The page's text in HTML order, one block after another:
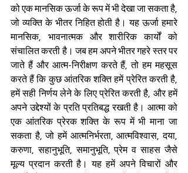
को एक मानसिक ऊर्जा के रूप में भी देखा जा सकता है,
जो व्यक्ति के भीतर निहित होती है। यह ऊर्जा हमारे
मानसिक, भावनात्मक और शारीरिक कार्यों को
संचालित करती है। जब हम अपने भीतर गहरे स्तर पर
जाते हैं और आत्म-निरीक्षण करते हैं, तो हम महसूस
करते हैं कि कुछ आंतरिक शक्ति हमें प्रेरित करती है,
हमें सही निर्णय लेने के लिए प्रेरित करती है, और हमें
अपने उद्देश्यों के प्रति प्रतिबद्ध रखती है। आत्मा को
एक आंतरिक प्रेरक शक्ति के रूप में भी माना जा
सकता है, जो हमें आत्मनिर्भरता, आत्मविश्वास, दया,
करुणा, सहानुभूति, समानुभूति, प्रेम व साहस जैसे
मूल्य प्रदान करती है। यह हमें अपने विचारों और